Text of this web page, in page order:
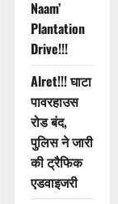
Naam’
Plantation
Drive!!!
Alret!!! घाटा
पावरहाउस
रोड बंद,
पुलिस ने जारी
की ट्रैफिक
एडवाइजरी